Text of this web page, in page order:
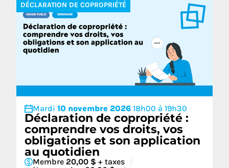
DÉCLARATION DE COPROPRIÉTÉ
Mardi 10 novembre 2026 18h00 à 19h30
Déclaration de copropriété :
comprendre vos droits, vos
obligations et son application
au quotidien
Membre 20,00 $ + taxes